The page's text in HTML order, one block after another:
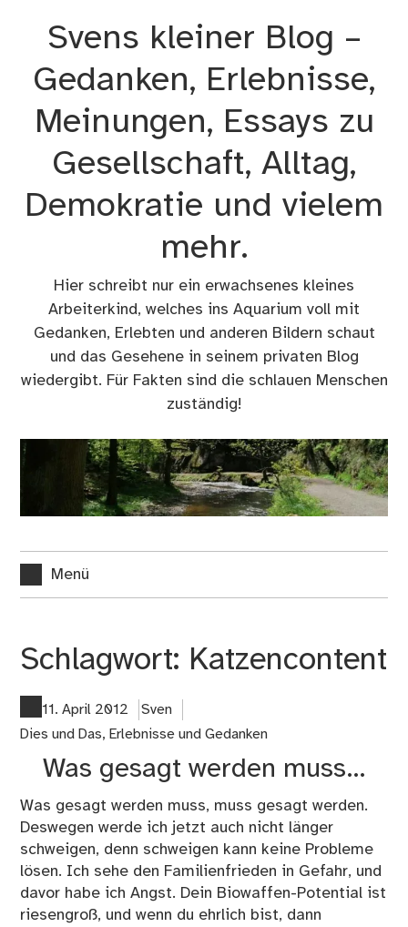
Svens kleiner Blog –
Gedanken, Erlebnisse,
Meinungen, Essays zu
Gesellschaft, Alltag,
Demokratie und vielem
mehr.
Hier schreibt nur ein erwachsenes kleines
Arbeiterkind, welches ins Aquarium voll mit
Gedanken, Erlebten und anderen Bildern schaut
und das Gesehene in seinem privaten Blog
wiedergibt. Für Fakten sind die schlauen Menschen
zuständig!
Menü
Schlagwort: Katzencontent
11. April 2012
Sven
Dies und Das, Erlebnisse und Gedanken
Was gesagt werden muss…
Was gesagt werden muss, muss gesagt werden.
Deswegen werde ich jetzt auch nicht länger
schweigen, denn schweigen kann keine Probleme
lösen. Ich sehe den Familienfrieden in Gefahr, und
davor habe ich Angst. Dein Biowaffen-Potential ist
riesengroß, und wenn du ehrlich bist, dann